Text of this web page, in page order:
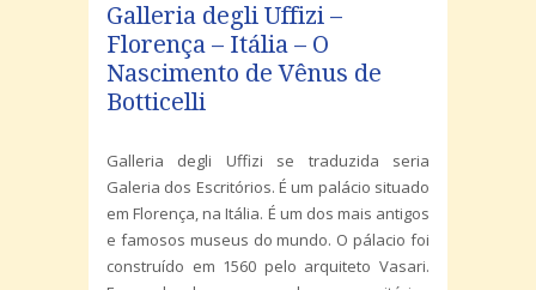
Galleria degli Uffizi –
Florença – Itália – O
Nascimento de Vênus de
Botticelli
Galleria degli Uffizi se traduzida seria
Galeria dos Escritórios. É um palácio situado
em Florença, na Itália. É um dos mais antigos
e famosos museus do mundo. O pálacio foi
construído em 1560 pelo arquiteto Vasari.